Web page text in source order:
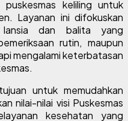
keliling untuk
Layanan ini difokuskan
lansia dan balita yang
rutin, maupun
mengalami keterbatasan
untuk memudahkan
nilai-nilai visi Puskesmas
kesehatan yang